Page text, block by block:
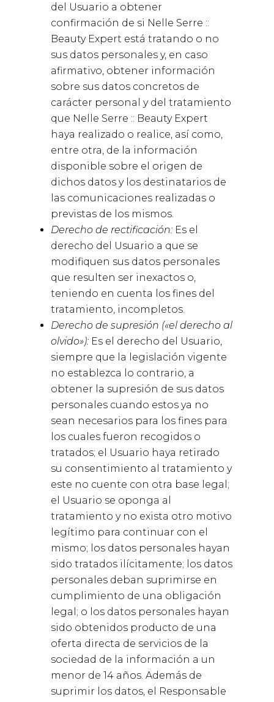
del Usuario a obtener
confirmación de si Nelle Serre ::
Beauty Expert está tratando o no
sus datos personales y, en caso
afirmativo, obtener información
sobre sus datos concretos de
carácter personal y del tratamiento
que Nelle Serre :: Beauty Expert
haya realizado o realice, así como,
entre otra, de la información
disponible sobre el origen de
dichos datos y los destinatarios de
las comunicaciones realizadas o
previstas de los mismos.
Derecho de rectificación: Es el
derecho del Usuario a que se
modifiquen sus datos personales
que resulten ser inexactos o,
teniendo en cuenta los fines del
tratamiento, incompletos.
Derecho de supresión («el derecho al
olvido»): Es el derecho del Usuario,
siempre que la legislación vigente
no establezca lo contrario, a
obtener la supresión de sus datos
personales cuando estos ya no
sean necesarios para los fines para
los cuales fueron recogidos o
tratados; el Usuario haya retirado
su consentimiento al tratamiento y
este no cuente con otra base legal;
el Usuario se oponga al
tratamiento y no exista otro motivo
legítimo para continuar con el
mismo; los datos personales hayan
sido tratados ilícitamente; los datos
personales deban suprimirse en
cumplimiento de una obligación
legal; o los datos personales hayan
sido obtenidos producto de una
oferta directa de servicios de la
sociedad de la información a un
menor de 14 años. Además de
suprimir los datos, el Responsable